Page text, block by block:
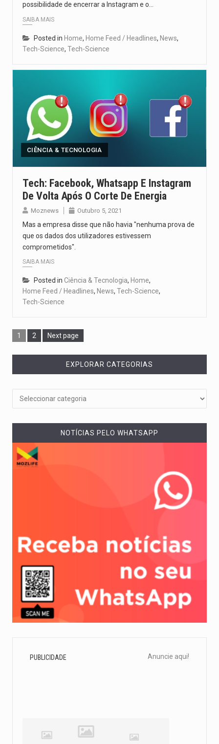
possibilidade de encerrar a Instagram e o…
SAIBA MAIS
Posted in Home, Home Feed / Headlines, News,
Tech-Science, Tech-Science
CIÊNCIA & TECNOLOGIA
Tech: Facebook, Whatsapp E Instagram
De Volta Após O Corte De Energia
Moznews Outubro 5, 2021
Mas a empresa disse que não havia "nenhuma prova de
que os dados dos utilizadores estivessem
comprometidos".
SAIBA MAIS
Posted in Ciência & Tecnologia, Home,
Home Feed / Headlines, News, Tech-Science,
Tech-Science
1 2 Next page
EXPLORAR CATEGORIAS
NOTÍCIAS PELO WHATSAPP
PUBLICIDADE Anuncie aqui!